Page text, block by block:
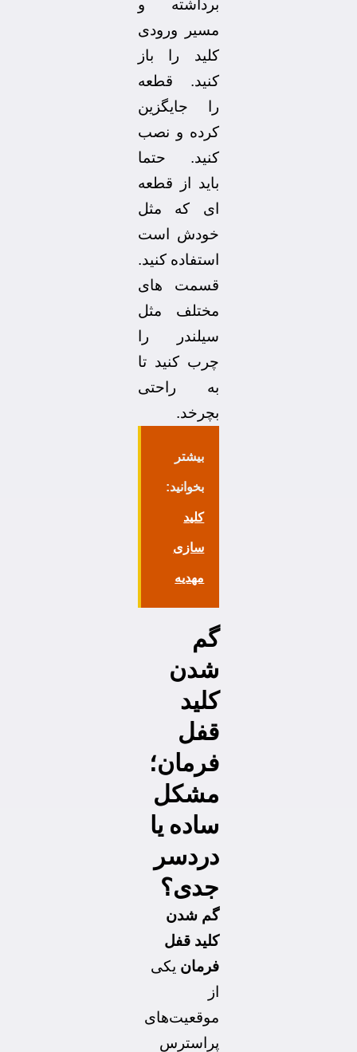
برداشته و
مسیر ورودی
کلید را باز
کنید. قطعه
را جایگزین
کرده و نصب
کنید. حتما
باید از قطعه
ای که مثل
خودش است
استفاده کنید.
قسمت های
مختلف مثل
سیلندر را
چرب کنید تا
به راحتی
بچرخد.
بیشتر
بخوانید:
کلید
سازی
مهدیه
گم
شدن
کلید
قفل
فرمان؛
مشکل
ساده یا
دردسر
جدی؟
گم شدن
کلید قفل
فرمانیکی
موقعیت‌های
پراسترس